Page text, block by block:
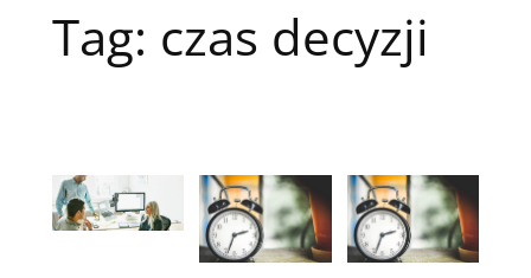
Tag: czas decyzji